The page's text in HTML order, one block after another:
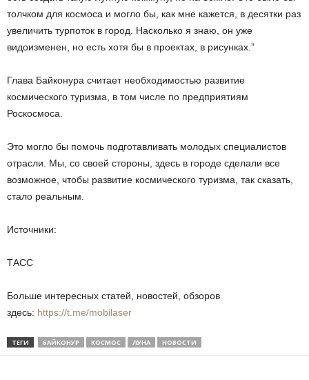
толчком для космоса и могло бы, как мне кажется, в десятки раз
увеличить турпоток в город. Насколько я знаю, он уже
видоизменен, но есть хотя бы в проектах, в рисунках.”
Глава Байконура считает необходимостью развитие
космического туризма, в том числе по предприятиям
Роскосмоса.
Это могло бы помочь подготавливать молодых специалистов
отрасли. Мы, со своей стороны, здесь в городе сделали все
возможное, чтобы развитие космического туризма, так сказать,
стало реальным.
Источники:
ТАСС
Больше интересных статей, новостей, обзоров
здесь: https://t.me/mobilaser
ТЕГИ БАЙКОНУР КОСМОС ЛУНА НОВОСТИ